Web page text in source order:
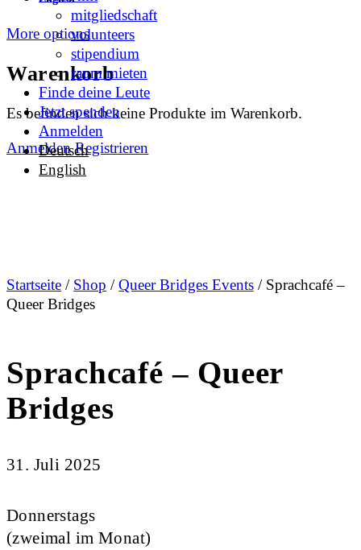
More options
Warenkorb
Es befinden sich keine Produkte im Warenkorb.
Anmelden Registrieren
mitgliedschaft
volunteers
stipendium
raum mieten
Finde deine Leute
Jetzt spenden
Anmelden
Deutsch
English
Startseite / Shop /Queer Bridges Events/ Sprachcafé –
Queer Bridges
Sprachcafé – Queer
Bridges
31. Juli 2025
Donnerstags
(zweimal im Monat)